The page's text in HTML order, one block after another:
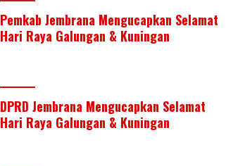
Pemkab Jembrana Mengucapkan Selamat
Hari Raya Galungan & Kuningan
DPRD Jembrana Mengucapkan Selamat
Hari Raya Galungan & Kuningan